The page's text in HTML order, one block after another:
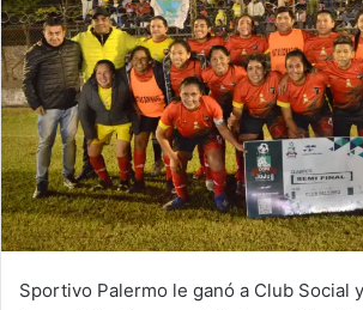
Sportivo Palermo le ganó a Club Social